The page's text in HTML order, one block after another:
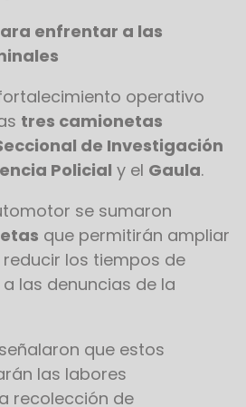
enfrentar a las
operativo
tres camionetas
de Investigación
Policial y el Gaula.
se sumaron
que permitirán ampliar
reducir los tiempos de
las denuncias de la
que estos
las labores
recolección de